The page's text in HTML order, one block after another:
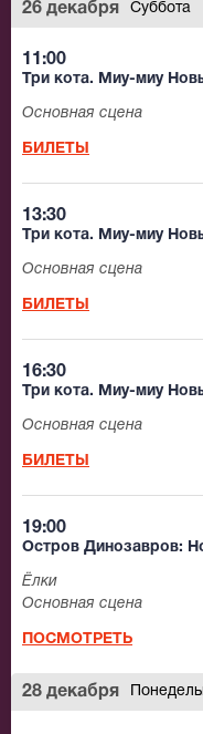
26 декабря Суббота
11:00
Три кота. Миу-миу
Основная сцена
БИЛЕТЫ
13:30
Три кота. Миу-миу
Основная сцена
БИЛЕТЫ
16:30
Три кота. Миу-миу
Основная сцена
БИЛЕТЫ
19:00
Остров Динозавров:
Ёлки
Основная сцена
ПОСМОТРЕТЬ
28 декабря